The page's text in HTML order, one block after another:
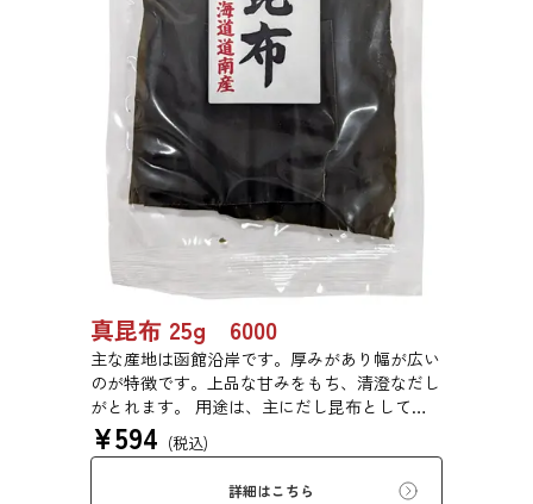
真昆布 25g 6000
主な産地は函館沿岸です。厚みがあり幅が広い
のが特徴です。上品な甘みをもち、清澄なだし
がとれます。 用途は、主にだし昆布として利
用するほか、佃煮や塩昆布などに用いられま
す。
¥594 (税込)
詳細はこちら